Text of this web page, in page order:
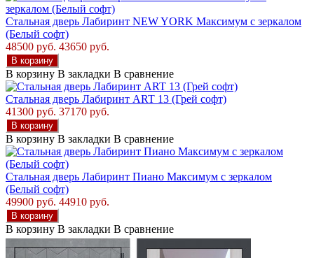
Стальная дверь Лабиринт NEW YORK Максимум с зеркалом
(Белый софт)
48500 руб. 43650 руб.
В корзину
В корзину В закладки В сравнение
Стальная дверь Лабиринт ART 13 (Грей софт)
41300 руб. 37170 руб.
В корзину
В корзину В закладки В сравнение
Стальная дверь Лабиринт Пиано Максимум с зеркалом
(Белый софт)
49900 руб. 44910 руб.
В корзину
В корзину В закладки В сравнение